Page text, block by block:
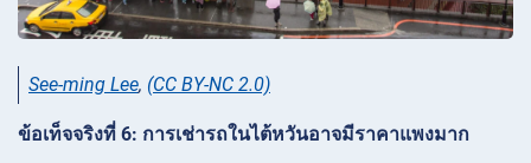
See-ming Lee, (CC BY-NC 2.0)
ข้อเท็จจริงที่ 6: การเช่ารถในไต้หวันอาจมีราคาแพงมาก